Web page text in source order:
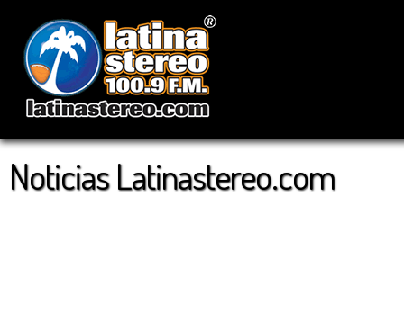
Noticias Latinastereo.com